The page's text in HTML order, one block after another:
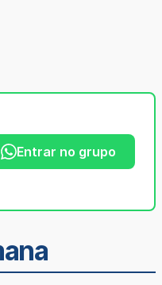
Entrar no grupo